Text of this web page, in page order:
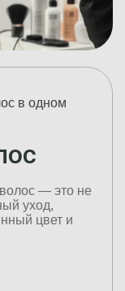
в одном
— это не
уход,
цвет и